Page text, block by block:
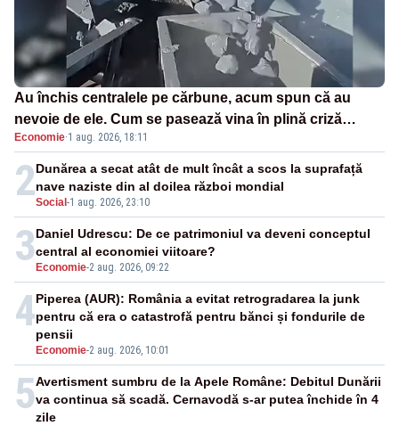
Au închis centralele pe cărbune, acum spun că au
nevoie de ele. Cum se pasează vina în plină criză
energetică
Economie·1 aug. 2026, 18:11
2Social -1 aug. 2026, 23:10
Dunărea a secat atât de mult încât a scos la suprafață
nave naziste din al doilea război mondial
3 Economie-2 aug. 2026, 09:22
Daniel Udrescu: De ce patrimoniul va deveni conceptul
central al economiei viitoare?
4
Economie-2 aug. 2026, 10:01
Piperea (AUR): România a evitat retrogradarea la junk
pentru că era o catastrofă pentru bănci și fondurile de
pensii
5Avertisment sumbru de la Apele Române: Debitul Dunării
va continua să scadă. Cernavodă s-ar putea închide în 4
zile